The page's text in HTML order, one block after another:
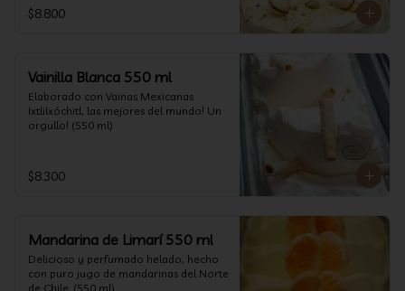
$8.800
Vainilla Blanca 550 ml
Elaborado con Vainas Mexicanas
Ixtlilxóchitl, las mejores del mundo! Un
orgullo! (550 ml)
$8.300
Mandarina de Limarí 550 ml
Delicioso y perfumado helado, hecho
con puro jugo de mandarinas del Norte
de Chile. (550 ml)